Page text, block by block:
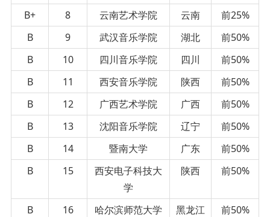
B+
8 云南艺术学院 云南
前25%
B
9 武汉音乐学院 湖北
前50%
B
10 四川音乐学院 四川
前50%
B
11 西安音乐学院 陕西
前50%
B
12 广西艺术学院 广西
前50%
B
13 沈阳音乐学院 辽宁
前50%
B
14 暨南大学 广东
前50%
B
15
西安电子科技大
学
陕西 前50%
B 16 哈尔滨师范大学 黑龙江
前50%